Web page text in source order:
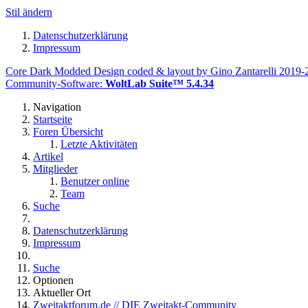
Stil ändern
Datenschutzerklärung
Impressum
Core Dark Modded Design coded & layout by Gino Zantarelli
Community-Software: WoltLab Suite™ 5.4.34
Navigation
Startseite
Foren Übersicht
Letzte Aktivitäten
Artikel
Mitglieder
Benutzer online
Team
Suche
Datenschutzerklärung
Impressum
Suche
Optionen
Aktueller Ort
Zweitaktforum.de // DIE Zweitakt-Community